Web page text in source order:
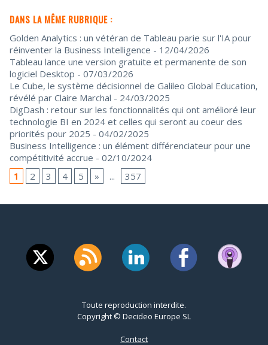
DANS LA MÊME RUBRIQUE :
Golden Analytics : un vétéran de Tableau parie sur l'IA pour
réinventer la Business Intelligence - 12/04/2026
Tableau lance une version gratuite et permanente de son
logiciel Desktop - 07/03/2026
Le Cube, le système décisionnel de Galileo Global Education,
révélé par Claire Marchal - 24/03/2025
DigDash : retour sur les fonctionnalités qui ont amélioré leur
technologie BI en 2024 et celles qui seront au coeur des
priorités pour 2025 - 04/02/2025
Business Intelligence : un élément différenciateur pour une
compétitivité accrue - 02/10/2024
1
2 3 4 5 » ... 357
Toute reproduction interdite.
Copyright © Decideo Europe SL
Contact